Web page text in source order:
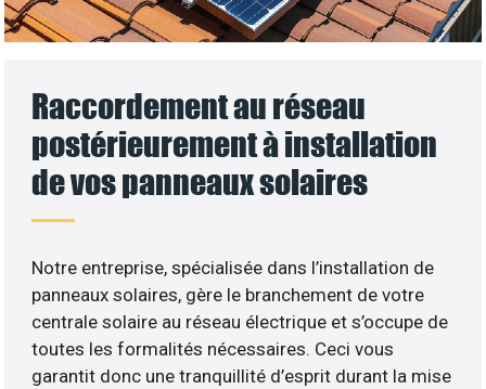
Raccordement au réseau
postérieurement à installation
de vos panneaux solaires
Notre entreprise, spécialisée dans l’installation de
panneaux solaires, gère le branchement de votre
centrale solaire au réseau électrique et s’occupe de
toutes les formalités nécessaires. Ceci vous
garantit donc une tranquillité d’esprit durant la mise